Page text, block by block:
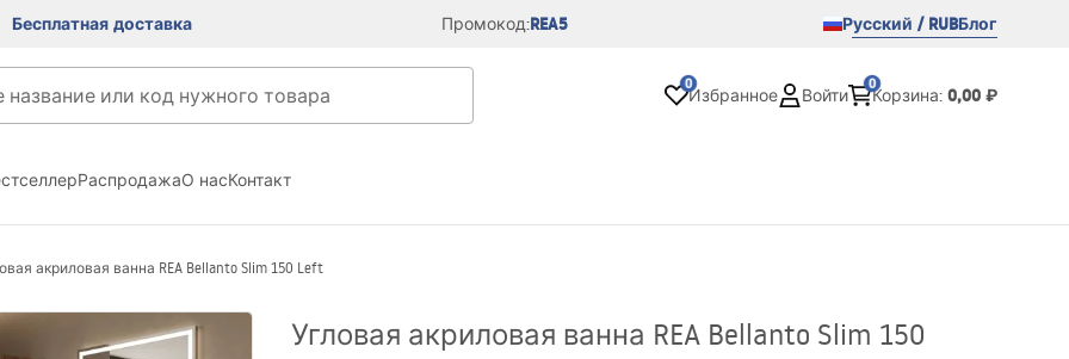
Бесплатная доставка Промокод:REA5 Русский / RUBБлог
0
Избранное Войти
0
Корзина: 0,00 ₽
РаспродажаО насКонтакт
акриловая ванна REA Bellanto Slim 150 Left
Угловая акриловая ванна REA Bellanto Slim 150